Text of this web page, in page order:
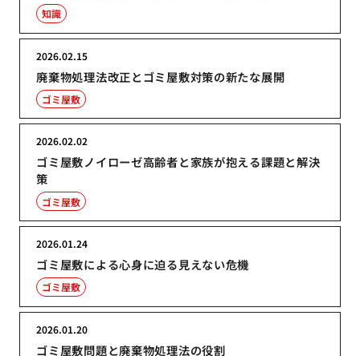
知識
廃棄物処理法改正とゴミ屋敷対策の新たな展開
2026.02.15
ゴミ屋敷
ゴミ屋敷ノイローゼ高齢者と家族が抱える課題と解決
策
2026.02.02
ゴミ屋敷
ゴミ屋敷による心身に迫る見えない危機
2026.01.24
ゴミ屋敷
ゴミ屋敷問題と廃棄物処理法の役割
2026.01.20